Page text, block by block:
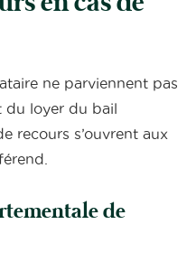
ne parviennent pas
du loyer du bail
recours s’ouvrent aux
de